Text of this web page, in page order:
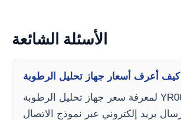
الأسئلة الشائعة
لمعرفة سعر جهاز تحليل الرطوبة YR06696، يرجى